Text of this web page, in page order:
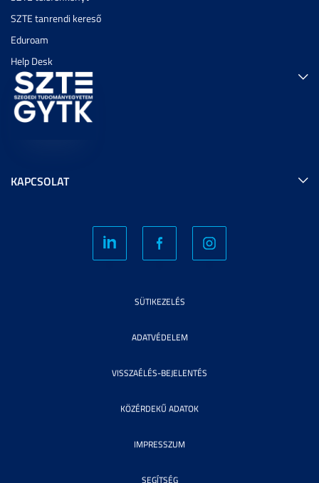
SZTE tanrendi kereső
Eduroam
Help Desk
KAPCSOLAT
SÜTIKEZELÉS
ADATVÉDELEM
VISSZAÉLÉS-BEJELENTÉS
KÖZÉRDEKŰ ADATOK
IMPRESSZUM
SEGÍTSÉG